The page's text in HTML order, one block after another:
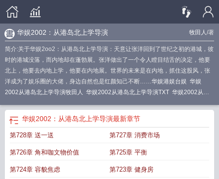
牧田人/著
华娱2002：从港岛北上学导演
简介:关于华娱2oo2：从港岛北上学导演：天意让张洋回到了世纪之初的港城，彼
时的港城没落，而内地却在蓬勃展。张洋做出了一个令人瞠目结舌的决定，他要
北上，他要去内地上学，他要在内地展。世界的未来是在内地，抓住这股风，张
洋成为了娱乐圈的大佬，身边自然也是红颜知己不断……华娱港娱台娱 华娱
2002从港岛北上学导演牧田人 华娱2002从港岛北上学导演TXT 华娱2002从港
演最新章节
从港娱开始 华娱2002从港岛北上学导演百度分享
从港岛北上学导演女主多有谁
从港岛北上学导演张洋
华娱2002从港岛北上学导演华娱港娱乐
华娱2002：从港岛北上学导演最新章节
第728章 送一送 第727章 消费市场
第726章 角和咖文物价值 第725章 平衡
第724章 容貌焦虑 第723章 健身房